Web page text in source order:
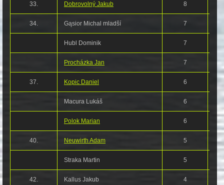
33. Dobrovolný Jakub 8
34. Gąsior Michal mladší 7
Hubl Dominik 7
Procházka Jan 7
37. Kopic Daniel 6
Macura Lukáš 6
Polok Marian 6
40. Neuwirth Adam 5
Straka Martin 5
42. Kallus Jakub 4